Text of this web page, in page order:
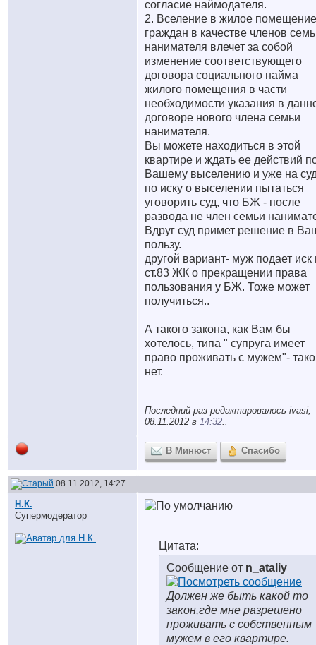
согласие наймодателя.
2. Вселение в жилое помещение
граждан в качестве членов
нанимателя влечет за собой
изменение соответствующего
договора социального найма
жилого помещения в части
необходимости указания в
договоре нового члена семьи
нанимателя.
Вы можете находиться в этой
квартире и ждать ее действий
Вашему выселению и уже на
по иску о выселении пытаться
уговорить суд, что БЖ - после
развода не член семьи
Вдруг суд примет решение в
пользу.
другой вариант- муж подает иск
ст.83 ЖК о прекращении права
пользования у БЖ. Тоже может
получиться..
А такого закона, как Вам бы
хотелось, типа " супруга имеет
право проживать с мужем"-
нет.
Последний раз редактировалось ivasi;
08.11.2012 в 14:32..
В Минюст Спасибо
08.11.2012, 14:27
Н.К.
Супермодератор
Цитата:
Сообщение от n_ataliy
Должен же быть какой то
закон,где мне разрешено
проживать с собственным
мужем в его квартире.